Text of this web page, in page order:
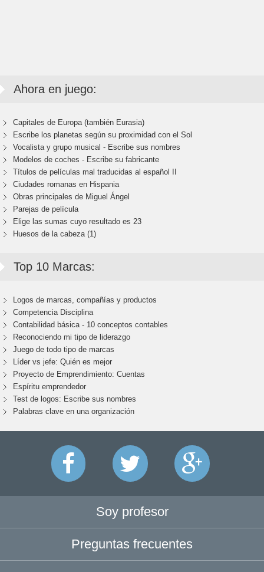
Ahora en juego:
Capitales de Europa (también Eurasia)
Escribe los planetas según su proximidad con el Sol
Vocalista y grupo musical - Escribe sus nombres
Modelos de coches - Escribe su fabricante
Títulos de películas mal traducidas al español II
Ciudades romanas en Hispania
Obras principales de Miguel Ángel
Parejas de película
Elige las sumas cuyo resultado es 23
Huesos de la cabeza (1)
Top 10 Marcas:
Logos de marcas, compañías y productos
Competencia Disciplina
Contabilidad básica - 10 conceptos contables
Reconociendo mi tipo de liderazgo
Juego de todo tipo de marcas
Líder vs jefe: Quién es mejor
Proyecto de Emprendimiento: Cuentas
Espíritu emprendedor
Test de logos: Escribe sus nombres
Palabras clave en una organización
Soy profesor
Preguntas frecuentes